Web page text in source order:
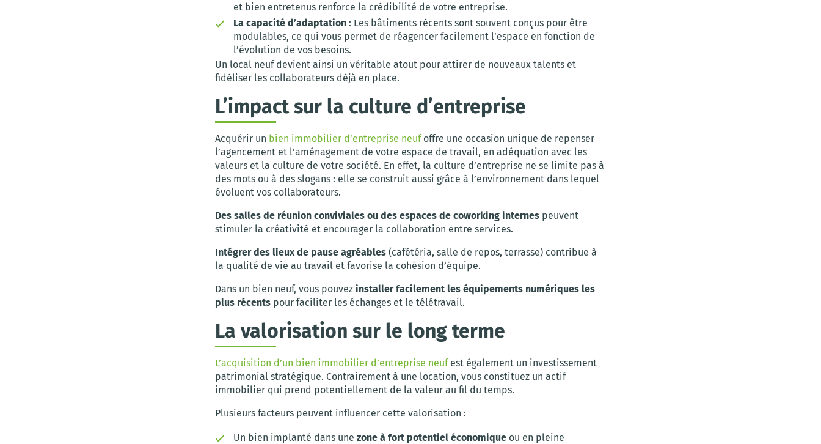
et bien entretenus renforce la crédibilité de votre entreprise.
La capacité d’adaptation : Les bâtiments récents sont souvent conçus pour être
modulables, ce qui vous permet de réagencer facilement l’espace en fonction de
l’évolution de vos besoins.
Un local neuf devient ainsi un véritable atout pour attirer de nouveaux talents et
fidéliser les collaborateurs déjà en place.
L’impact sur la culture d’entreprise
Acquérir un bien immobilier d’entreprise neufoffre une occasion unique de repenser
l’agencement et l’aménagement de votre espace de travail, en adéquation avec les
valeurs et la culture de votre société. En effet, la culture d’entreprise ne se limite pas à
des mots ou à des slogans : elle se construit aussi grâce à l’environnement dans lequel
évoluent vos collaborateurs.
Des salles de réunion conviviales ou des espaces de coworking internes peuvent
stimuler la créativité et encourager la collaboration entre services.
Intégrer des lieux de pause agréables (cafétéria, salle de repos, terrasse) contribue à
la qualité de vie au travail et favorise la cohésion d’équipe.
Dans un bien neuf, vous pouvez installer facilement les équipements numériques les
plus récents pour faciliter les échanges et le télétravail.
La valorisation sur le long terme
L’acquisition d’un bien immobilier d’entreprise neufest également un investissement
patrimonial stratégique. Contrairement à une location, vous constituez un actif
immobilier qui prend potentiellement de la valeur au fil du temps.
Plusieurs facteurs peuvent influencer cette valorisation :
Un bien implanté dans une zone à fort potentiel économique ou en pleine